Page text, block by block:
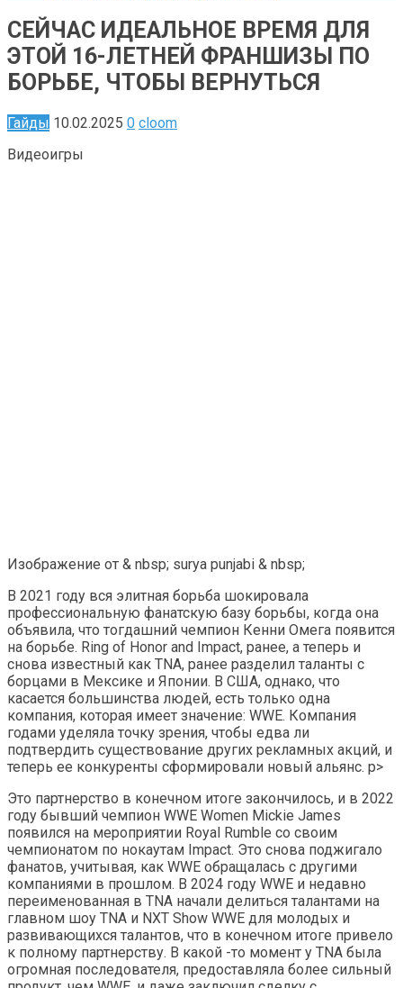
СЕЙЧАС ИДЕАЛЬНОЕ ВРЕМЯ ДЛЯ
ЭТОЙ 16-ЛЕТНЕЙ ФРАНШИЗЫ ПО
БОРЬБЕ, ЧТОБЫ ВЕРНУТЬСЯ
Гайды 10.02.2025 0 cloom
Видеоигры
Изображение от & nbsp; surya punjabi & nbsp;
В 2021 году вся элитная борьба шокировала
профессиональную фанатскую базу борьбы, когда она
объявила, что тогдашний чемпион Кенни Омега появится
на борьбе. Ring of Honor and Impact, ранее, а теперь и
снова известный как TNA, ранее разделил таланты с
борцами в Мексике и Японии. В США, однако, что
касается большинства людей, есть только одна
компания, которая имеет значение: WWE. Компания
годами уделяла точку зрения, чтобы едва ли
подтвердить существование других рекламных акций, и
теперь ее конкуренты сформировали новый альянс. p>
Это партнерство в конечном итоге закончилось, и в 2022
году бывший чемпион WWE Women Mickie James
появился на мероприятии Royal Rumble со своим
чемпионатом по нокаутам Impact. Это снова поджигало
фанатов, учитывая, как WWE обращалась с другими
компаниями в прошлом. В 2024 году WWE и недавно
переименованная в TNA начали делиться талантами на
главном шоу TNA и NXT Show WWE для молодых и
развивающихся талантов, что в конечном итоге привело
к полному партнерству. В какой -то момент у TNA была
огромная последователя, предоставляла более сильный